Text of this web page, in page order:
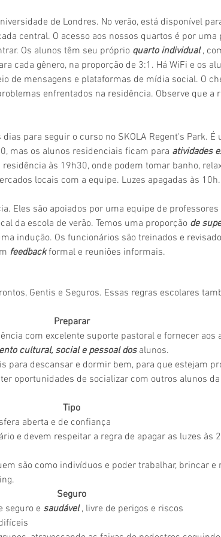
de Londres. No verão, está disponível
central. O acesso aos nossos quartos é por
Os alunos têm seu próprio quarto individual,
cada gênero, na proporção de 3:1. Há WiFi e os
de mensagens e plataformas de mídia social. O
enfrentados na residência. Observe que a
para seguir o curso no SKOLA Regent's Park.
mas os alunos residenciais ficam para atividades
residência às 19h30, onde podem tomar banho,
locais com a equipe. Luzes apagadas às 10h.
Eles são apoiados por uma equipe de
da escola de verão. Temos uma proporção de
indução. Os funcionários são treinados e
feedbackformal e reuniões informais.
Gentis e Seguros. Essas regras escolares
Preparar
com excelente suporte pastoral e fornecer aos
cultural, social e pessoal dosalunos.
para descansar e dormir bem, para que estejam
oportunidades de socializar com outros alunos
Tipo
aberta e de confiança
e devem respeitar a regra de apagar as luzes às
são como indivíduos e poder trabalhar, brincar e
Seguro
seguro e saudável, livre de perigos e riscos